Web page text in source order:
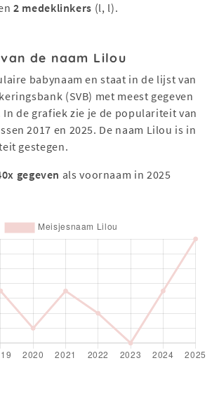
2 medeklinkers (l, l).
de naam Lilou
babynaam en staat in de lijst van
(SVB) met meest gegeven
In de grafiek zie je de populariteit van
2017 en 2025. De naam Lilou is in
gestegen.
gegeven als voornaam in 2025